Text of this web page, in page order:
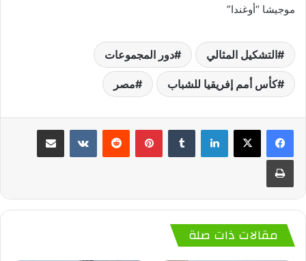
موجيشا “أوغندا”
التشكيل المثالي دور المجموعات
كأس أمم إفريقيا للشباب مصر
لينكدإن بينتيريست
مقالات ذات صلة